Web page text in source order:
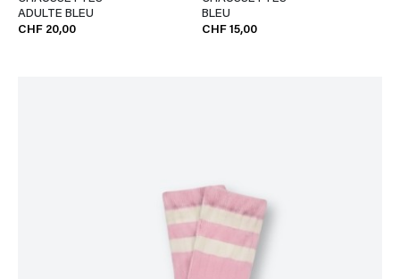
ADULTE BLEU
CHF 20,00
BLEU
CHF 15,00